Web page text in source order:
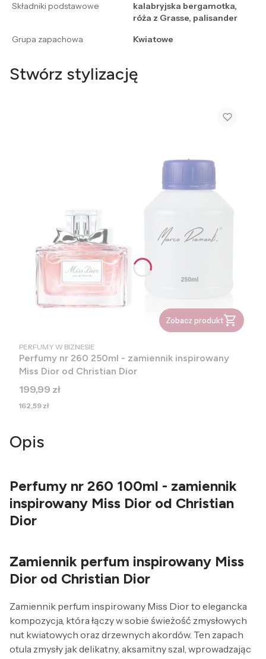
Składniki podstawowe
kalabryjska bergamotka,
róża z Grasse, palisander
Grupa zapachowa
Kwiatowe
Stwórz stylizację
Zobacz produkt
PRODUCENT
PERFUMY W BIZNESIE
Perfumy nr 260 250ml - zamiennik inspirowany
Miss Dior od Christian Dior
Cena
199,99 zł
Cena
162,59 zł
Opis
Perfumy nr 260 100ml - zamiennik
inspirowany Miss Dior od Christian
Dior
Zamiennik perfum inspirowany Miss
Dior od Christian Dior
Zamiennik perfum inspirowany Miss Dior to elegancka
kompozycja, która łączy w sobie świeżość zmysłowych
nut kwiatowych oraz drzewnych akordów. Ten zapach
otula zmysły jak delikatny, aksamitny szal, wprowadzając